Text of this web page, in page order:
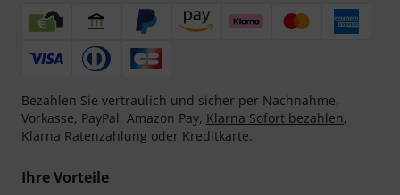
Bezahlen Sie vertraulich und sicher per Nachnahme,
Vorkasse, PayPal, Amazon Pay, Klarna Sofort bezahlen,
Klarna Ratenzahlung oder Kreditkarte.
Ihre Vorteile